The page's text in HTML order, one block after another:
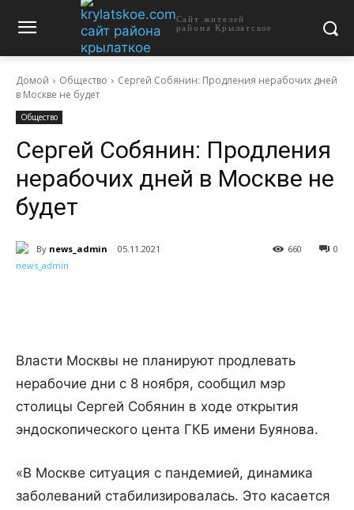
Сайт жителей
района Крылатское
Домой Общество
Сергей Собянин: Продления нерабочих дней
в Москве не будет
Общество
Сергей Собянин: Продления
нерабочих дней в Москве не
будет
By news_admin 05.11.2021 0
660
Власти Москвы не планируют продлевать
нерабочие дни с 8 ноября, сообщил мэр
столицы Сергей Собянин в ходе открытия
эндоскопического цента ГКБ имени Буянова.
«В Москве ситуация с пандемией, динамика
заболеваний стабилизировалась. Это касается